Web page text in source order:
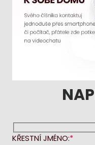
KŘESTNÍ JMÉNO: